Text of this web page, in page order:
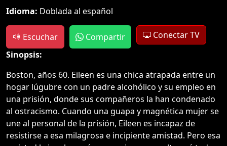
Idioma: Doblada al español
Escuchar Compartir
Conectar TV
Sinopsis:
Boston, años 60. Eileen es una chica atrapada entre un
hogar lúgubre con un padre alcohólico y su empleo en
una prisión, donde sus compañeros la han condenado
al ostracismo. Cuando una guapa y magnética mujer se
une al personal de la prisión, Eileen es incapaz de
resistirse a esa milagrosa e incipiente amistad. Pero esa